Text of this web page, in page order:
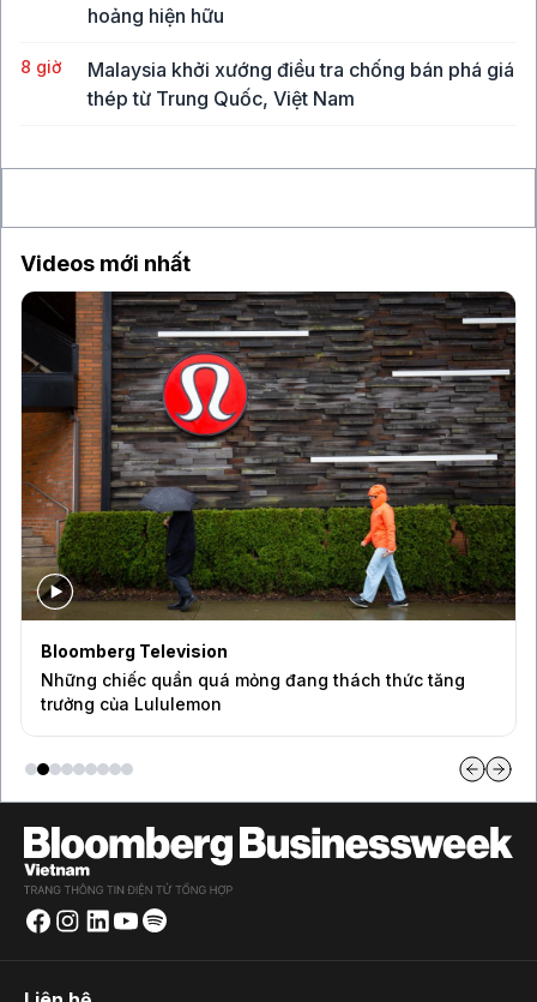
hoảng hiện hữu
8 giờ
Malaysia khởi xướng điều tra chống bán phá giá
thép từ Trung Quốc, Việt Nam
Videos mới nhất
Bloomberg Television
Những chiếc quần quá mỏng đang thách thức tăng
trưởng của Lululemon